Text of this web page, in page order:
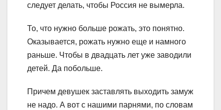
следует делать, чтобы Россия не вымерла.
То, что нужно больше рожать, это понятно.
Оказывается, рожать нужно еще и намного
раньше. Чтобы в двадцать лет уже заводили
детей. Да побольше.
Причем девушек заставлять выходить замуж
не надо. А вот с нашими парнями, по словам